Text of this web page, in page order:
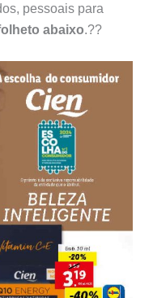
pessoais para
abaixo.??